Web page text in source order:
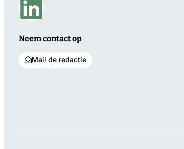
Neem contact op
Mail de redactie